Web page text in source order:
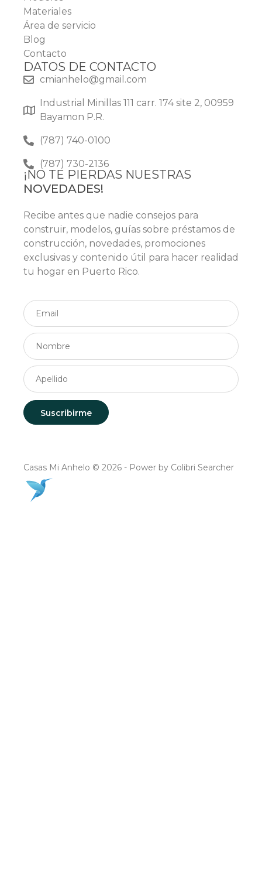
Materiales
Área de servicio
Blog
Contacto
DATOS DE CONTACTO
cmianhelo@gmail.com
Industrial Minillas 111 carr. 174 site 2, 00959
Bayamon P.R.
(787) 740-0100
(787) 730-2136
¡NO TE PIERDAS NUESTRAS
NOVEDADES!
Recibe antes que nadie consejos para
construir, modelos, guías sobre préstamos de
construcción, novedades, promociones
exclusivas y contenido útil para hacer realidad
tu hogar en Puerto Rico.
Casas Mi Anhelo © 2026 - Power by Colibri Searcher